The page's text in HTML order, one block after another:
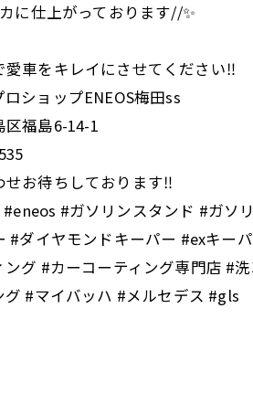
に仕上がっております//✨
愛車をキレイにさせてください‼️
ショップENEOS梅田ss
区福島6-14-1
せお待ちしております‼️
#ガソリンスタンド #ガソ
#ダイヤモンドキーパー #exキー
ング #カーコーティング専門店 #
グ #マイバッハ #メルセデス #gls